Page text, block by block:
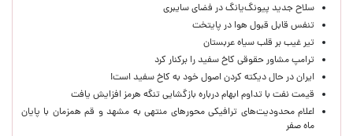
سلاح جدید پیونگ‌یانگ در فضای سایبری
تنفس قابل قبول هوا در پایتخت
تیر غیب بر قلب سیاه عربستان
ترامپ مشاور حقوقی کاخ سفید را برکنار کرد
ایران در حال دیکته کردن اصول خود به کاخ سفید است!
قیمت نفت با تداوم ابهام درباره بازگشایی تنگه هرمز افزایش یافت
اعلام محدودیت‌های ترافیکی محورهای منتهی به مشهد و قم همزمان با پایان
ماه صفر